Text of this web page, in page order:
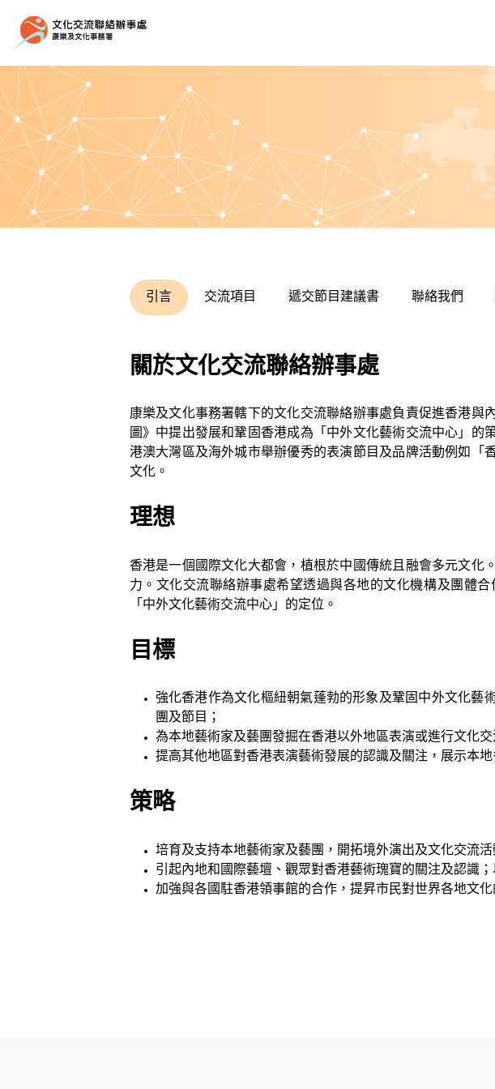
引言 交流項目 遞交節目建議書 聯絡我們
關於文化交流聯絡辦事處
康樂及文化事務署轄下的文化交流聯絡辦事處負責促進香港與
圖》中提出發展和鞏固香港成為「中外文化藝術交流中心」
港澳大灣區及海外城市舉辦優秀的表演節目及品牌活動例如「
文化。
理想
香港是一個國際文化大都會，植根於中國傳統且融會多元文化
力。文化交流聯絡辦事處希望透過與各地的文化機構及團體
「中外文化藝術交流中心」的定位。
目標
強化香港作為文化樞紐朝氣蓬勃的形象及鞏固中外文化藝
團及節目；
為本地藝術家及藝團發掘在香港以外地區表演或進行文化
提高其他地區對香港表演藝術發展的認識及關注，展示本地
策略
培育及支持本地藝術家及藝團，開拓境外演出及文化交流活
引起內地和國際藝壇、觀眾對香港藝術瑰寶的關注及認識；
加強與各國駐香港領事館的合作，提昇市民對世界各地文化